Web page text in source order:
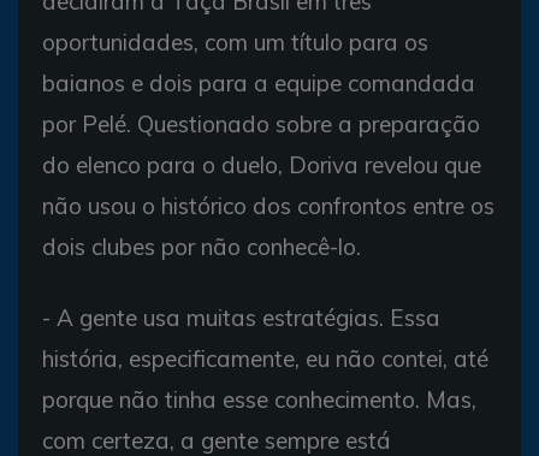
oportunidades, com um título para os
baianos e dois para a equipe comandada
por Pelé. Questionado sobre a preparação
do elenco para o duelo, Doriva revelou que
não usou o histórico dos confrontos entre os
dois clubes por não conhecê-lo.
- A gente usa muitas estratégias. Essa
história, especificamente, eu não contei, até
porque não tinha esse conhecimento. Mas,
com certeza, a gente sempre está